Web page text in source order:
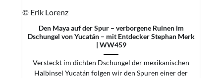
© Erik Lorenz
Den Maya auf der Spur – verborgene Ruinen im
Dschungel von Yucatán – mit Entdecker Stephan Merk
| WW459
Versteckt im dichten Dschungel der mexikanischen
Halbinsel Yucatán folgen wir den Spuren einer der